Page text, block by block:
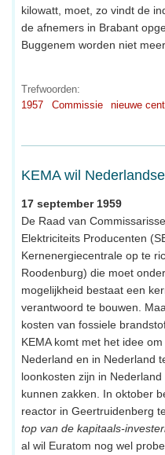
kilowatt, moet, zo vindt de
de afnemers in Brabant
Buggenem worden niet
Trefwoorden:
1957
Commissie nieuwe
KEMA wil
17 september 1959
De Raad van
Elektriciteits Producenten
Kernenergiecentrale op te
Roodenburg) die moet
mogelijkheid bestaat een
verantwoord te bouwen.
kosten van fossiele
KEMA komt met het idee
Nederland en in Nederland
loonkosten zijn in
kunnen zakken. In oktober
reactor in Geertruidenberg
top van de kapitaals-
al wil Euratom nog wel